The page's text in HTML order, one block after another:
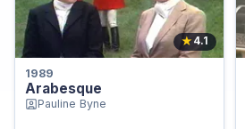
★ 4.1
1989
Arabesque
Pauline Byne